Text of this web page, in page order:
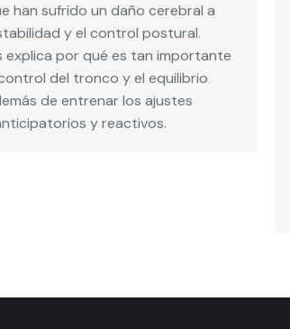
han sufrido un daño cerebral a
y el control postural.
explica por qué es tan importante
del tronco y el equilibrio
de entrenar los ajustes
y reactivos.